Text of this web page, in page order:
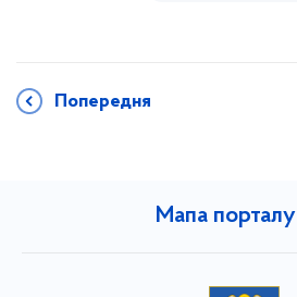
Попередня
Мапа порталу